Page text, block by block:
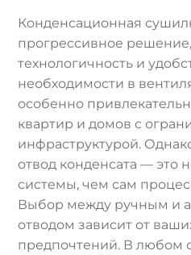
Конденсационная
прогрессивное
технологичность и
необходимости в
особенно
квартир и домов с
инфраструктурой.
отвод конденсата — это
системы, чем сам
Выбор между ручным и
отводом зависит от
предпочтений. В любом